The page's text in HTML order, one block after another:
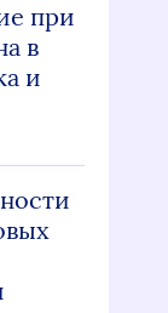
при
в
и